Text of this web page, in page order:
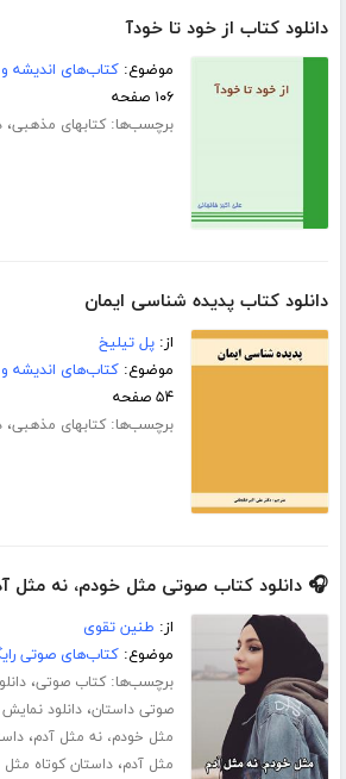
دانلود کتاب از خود تا خودآ
موضوع:کتاب‌های اندیشه
۱۰۶ صفحه
برچسب‌ها:کتابهای مذهبی،
دانلود کتاب پدیده شناسی ایمان
از:پل تیلیخ
موضوع:کتاب‌های اندیشه
۵۴ صفحه
برچسب‌ها:کتابهای مذهبی،
🎧 دانلود کتاب صوتی مثل خودم، نه مثل
از: طنین تقوی
موضوع:کتاب‌های صوتی
برچسب‌ها:کتاب صوتی،
صوتی داستان،دانلود
مثل خودم، نه مثل آدم،
مثل آدم،داستان کوتاه